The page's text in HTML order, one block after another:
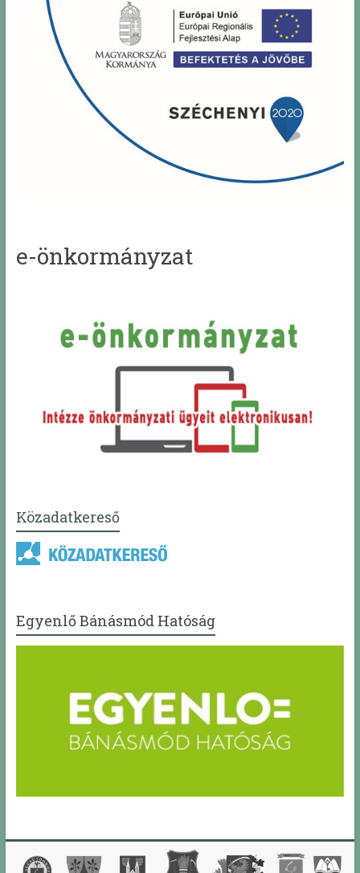
e-önkormányzat
Közadatkereső
Egyenlő Bánásmód Hatóság